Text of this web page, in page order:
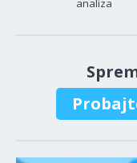
analiza